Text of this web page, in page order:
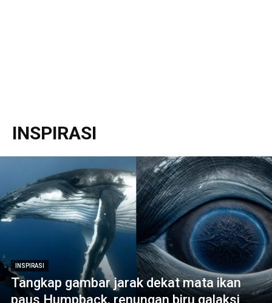
INSPIRASI
INSPIRASI
Tangkap gambar jarak dekat mata ikan
paus Humpback, renungan biru galaksi